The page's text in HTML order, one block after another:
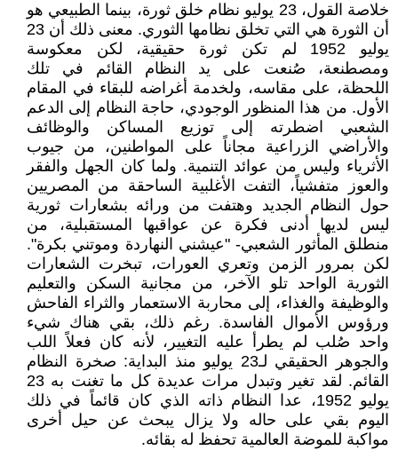
خلاصة القول، 23 يوليو نظام خلق ثورة، بينما الطبيعي هو
أن الثورة هي التي تخلق نظامها الثوري. معنى ذلك أن 23
يوليو 1952 لم تكن ثورة حقيقية، لكن معكوسة
ومصطنعة، صُنعت على يد النظام القائم في تلك
اللحظة، على مقاسه، ولخدمة أغراضه للبقاء في المقام
الأول. من هذا المنظور الوجودي، حاجة النظام إلى الدعم
الشعبي اضطرته إلى توزيع المساكن والوظائف
والأراضي الزراعية مجاناً على المواطنين، من جيوب
الأثرياء وليس من عوائد التنمية. ولما كان الجهل والفقر
والعوز متفشياً، التفت الأغلبية الساحقة من المصريين
حول النظام الجديد وهتفت من ورائه بشعارات ثورية
ليس لديها أدنى فكرة عن عواقبها المستقبلية، من
منطلق المأثور الشعبي- "عيشني النهاردة وموتني بكرة".
لكن بمرور الزمن وتعري العورات، تبخرت الشعارات
الثورية الواحد تلو الآخر، من مجانية السكن والتعليم
والوظيفة والغذاء، إلى محاربة الاستعمار والثراء الفاحش
ورؤوس الأموال الفاسدة. رغم ذلك، بقي هناك شيء
واحد صُلب لم يطرأ عليه التغيير، لأنه كان فعلاً اللب
والجوهر الحقيقي لـ23 يوليو منذ البداية: صخرة النظام
القائم. لقد تغير وتبدل مرات عديدة كل ما تغنت به 23
يوليو 1952، عدا النظام ذاته الذي كان قائماً في ذلك
اليوم بقي على حاله ولا يزال يبحث عن حيل أخرى
مواكبة للموضة العالمية تحفظ له بقائه.